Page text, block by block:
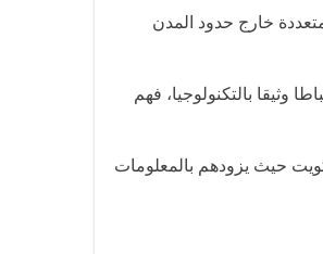
خارج حدود المدن
بالتكنولوجيا، فهم
حيث يزودهم بالمعلومات